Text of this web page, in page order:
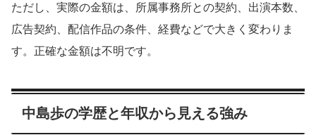
ただし、実際の金額は、所属事務所との契約、出演本数、
広告契約、配信作品の条件、経費などで大きく変わりま
す。正確な金額は不明です。
中島歩の学歴と年収から見える強み